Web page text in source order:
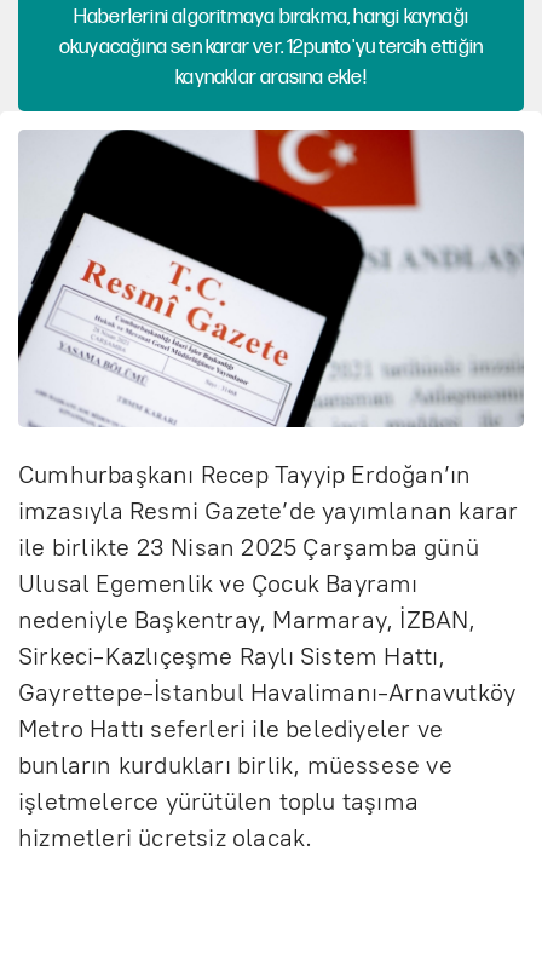
Haberlerini algoritmaya bırakma, hangi kaynağı
okuyacağına sen karar ver. 12punto'yu tercih ettiğin
kaynaklar arasına ekle!
Cumhurbaşkanı Recep Tayyip Erdoğan’ın
imzasıyla Resmi Gazete’de yayımlanan karar
ile birlikte 23 Nisan 2025 Çarşamba günü
Ulusal Egemenlik ve Çocuk Bayramı
nedeniyle Başkentray, Marmaray, İZBAN,
Sirkeci-Kazlıçeşme Raylı Sistem Hattı,
Gayrettepe-İstanbul Havalimanı-Arnavutköy
Metro Hattı seferleri ile belediyeler ve
bunların kurdukları birlik, müessese ve
işletmelerce yürütülen toplu taşıma
hizmetleri ücretsiz olacak.